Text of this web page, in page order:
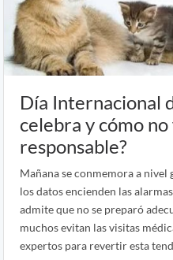
Día Internacional
celebra y cómo
responsable?
Mañana se conmemora a
los datos encienden las
admite que no se preparó
muchos evitan las visitas
expertos para revertir esta